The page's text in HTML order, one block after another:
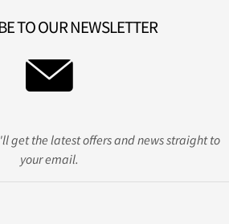
TO OUR NEWSLETTER
get the latest offers and news straight to
your email.